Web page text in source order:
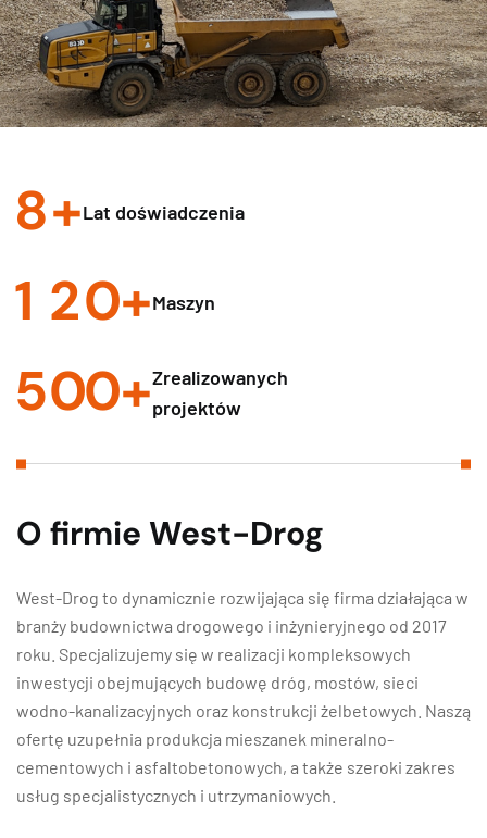
8+Lat doświadczenia
1 20+Maszyn
500+Zrealizowanych
projektów
O firmie West-Drog
West-Drog to dynamicznie rozwijająca się firma działająca w
branży budownictwa drogowego i inżynieryjnego od 2017
roku. Specjalizujemy się w realizacji kompleksowych
inwestycji obejmujących budowę dróg, mostów, sieci
wodno-kanalizacyjnych oraz konstrukcji żelbetowych. Naszą
ofertę uzupełnia produkcja mieszanek mineralno-
cementowych i asfaltobetonowych, a także szeroki zakres
usług specjalistycznych i utrzymaniowych.